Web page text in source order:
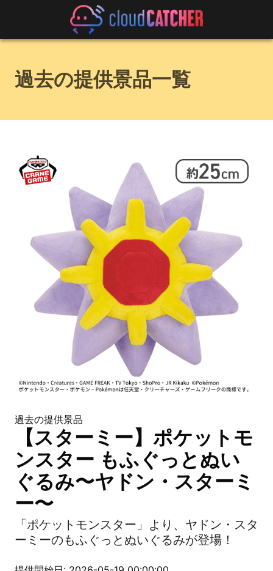
過去の提供景品一覧
過去の提供景品
【スターミー】ポケットモ
ンスター もふぐっとぬい
ぐるみ〜ヤドン・スターミ
ー〜
「ポケットモンスター」より、ヤドン・スタ
ーミーのもふぐっとぬいぐるみが登場！